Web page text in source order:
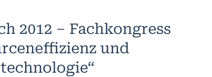
2012 – Fachkongress
und